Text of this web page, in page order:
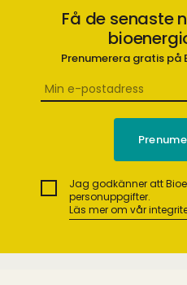
Få de senaste
Prenumerera gratis på
Jag godkänner att
personuppgifter.
Läs mer om vår